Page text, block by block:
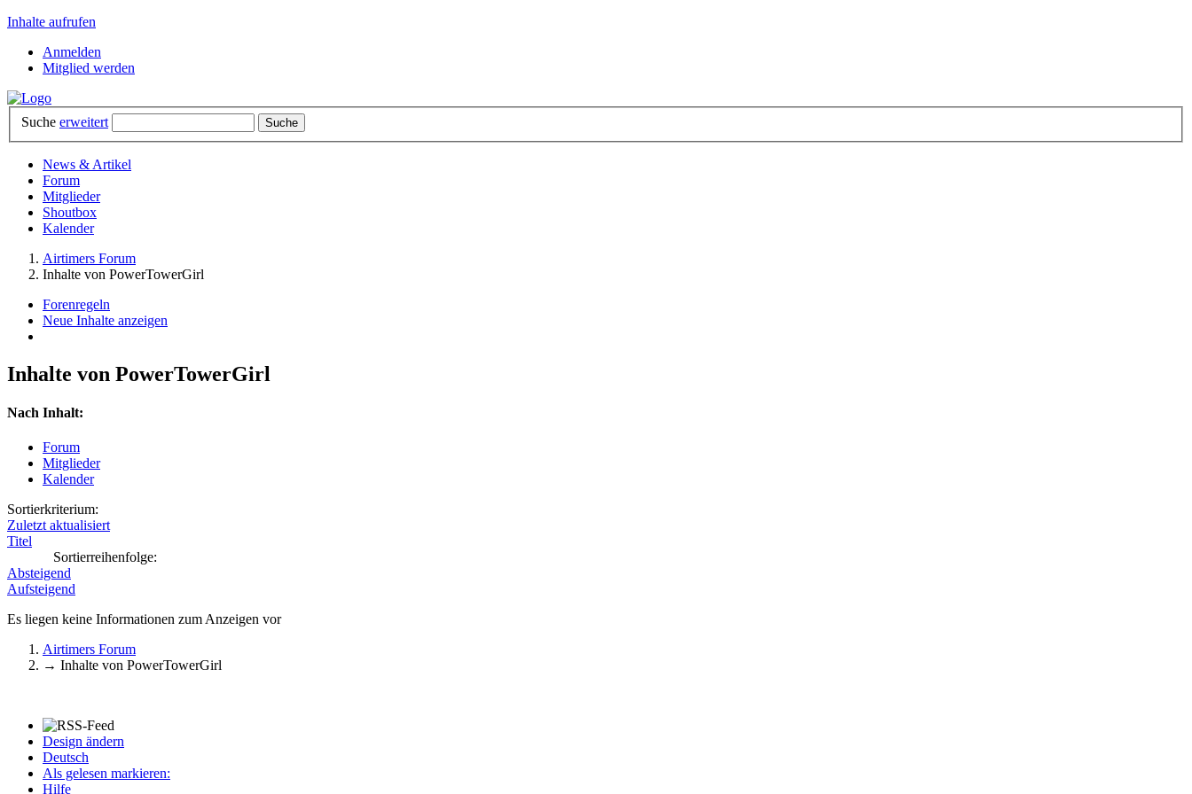
Inhalte aufrufen
Anmelden
Mitglied werden
Suche erweitert
News & Artikel
Forum
Mitglieder
Shoutbox
Kalender
Airtimers Forum
Inhalte von PowerTowerGirl
Forenregeln
Neue Inhalte anzeigen
Inhalte von PowerTowerGirl
Nach Inhalt:
Forum
Mitglieder
Kalender
Sortierkriterium:
Zuletzt aktualisiert
Titel
Sortierreihenfolge:
Absteigend
Aufsteigend
Es liegen keine Informationen zum Anzeigen vor
Airtimers Forum
→ Inhalte von PowerTowerGirl
Design ändern
Deutsch
Als gelesen markieren:
Hilfe